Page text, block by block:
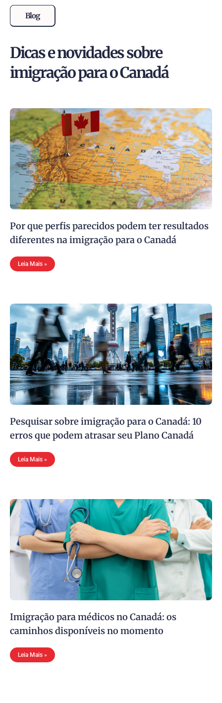
Blog
Dicas e novidades sobre
imigração para o Canadá
Por que perfis parecidos podem ter resultados
diferentes na imigração para o Canadá
Leia Mais »
Pesquisar sobre imigração para o Canadá: 10
erros que podem atrasar seu Plano Canadá
Leia Mais »
Imigração para médicos no Canadá: os
caminhos disponíveis no momento
Leia Mais »